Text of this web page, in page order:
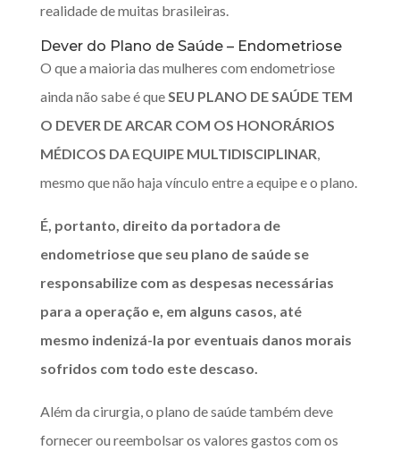
realidade de muitas brasileiras.
Dever do Plano de Saúde – Endometriose
O que a maioria das mulheres com endometriose
ainda não sabe é queSEU PLANO DE SAÚDE TEM
O DEVER DE ARCAR COM OS HONORÁRIOS
MÉDICOS DA EQUIPE MULTIDISCIPLINAR,
mesmo que não haja vínculo entre a equipe e o plano.
É, portanto, direito da portadora de
endometriose que seu plano de saúde se
responsabilize com as despesas necessárias
para a operação e, em alguns casos, até
mesmo indenizá-la por eventuais danos morais
sofridos com todo este descaso.
Além da cirurgia, o plano de saúde também deve
fornecer ou reembolsar os valores gastos com os